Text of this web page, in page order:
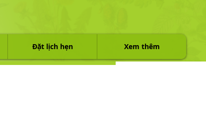
Đặt lịch hẹn Xem thêm